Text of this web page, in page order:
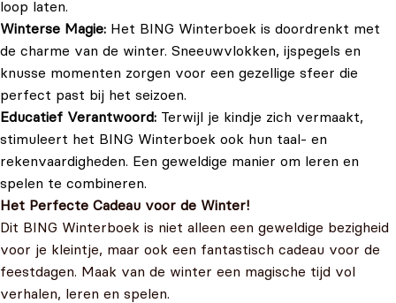
loop laten.
Winterse Magie: Het BING Winterboek is doordrenkt met
de charme van de winter. Sneeuwvlokken, ijspegels en
knusse momenten zorgen voor een gezellige sfeer die
perfect past bij het seizoen.
Educatief Verantwoord: Terwijl je kindje zich vermaakt,
stimuleert het BING Winterboek ook hun taal- en
rekenvaardigheden. Een geweldige manier om leren en
spelen te combineren.
Het Perfecte Cadeau voor de Winter!
Dit BING Winterboek is niet alleen een geweldige bezigheid
voor je kleintje, maar ook een fantastisch cadeau voor de
feestdagen. Maak van de winter een magische tijd vol
verhalen, leren en spelen.